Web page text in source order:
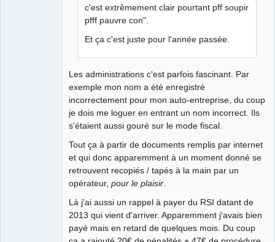
c'est extrêmement clair pourtant pff soupir
pfff pauvre con".
Et ça c'est juste pour l'année passée.
Les administrations c'est parfois fascinant. Par
exemple mon nom a été enregistré
incorrectement pour mon auto-entreprise, du coup
je dois me loguer en entrant un nom incorrect. Ils
s'étaient aussi gouré sur le mode fiscal.
Tout ça à partir de documents remplis par internet
et qui donc apparemment à un moment donné se
retrouvent recopiés / tapés à la main par un
opérateur, pour le plaisir.
Là j'ai aussi un rappel à payer du RSI datant de
2013 qui vient d'arriver. Apparemment j'avais bien
payé mais en retard de quelques mois. Du coup